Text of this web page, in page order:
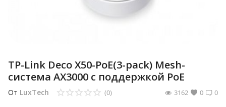
TP-Link Deco X50-PoE(3-pack) Mesh-
система AX3000 с поддержкой PoE
От LuxTech 0
(0) 0
3162